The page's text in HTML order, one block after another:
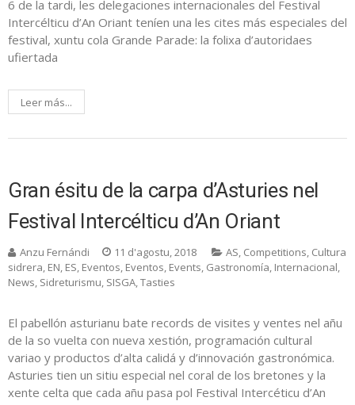
6 de la tardi, les delegaciones internacionales del Festival
Intercélticu d’An Oriant teníen una les cites más especiales del
festival, xuntu cola Grande Parade: la folixa d’autoridaes
ufiertada
Leer más...
Gran ésitu de la carpa d’Asturies nel
Festival Intercélticu d’An Oriant
Anzu Fernándi 11 d'agostu, 2018 AS Competitions Cultura
sidrera EN ES Eventos Eventos Events Gastronomía Internacional
News Sidreturismu SISGA Tasties
El pabellón asturianu bate records de visites y ventes nel añu
de la so vuelta con nueva xestión, programación cultural
variao y productos d’alta calidá y d’innovación gastronómica.
Asturies tien un sitiu especial nel coral de los bretones y la
xente celta que cada añu pasa pol Festival Intercéticu d’An